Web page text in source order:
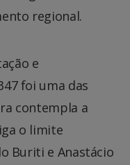
regional.
e
foi uma das
contempla a
o limite
Buriti e Anastácio